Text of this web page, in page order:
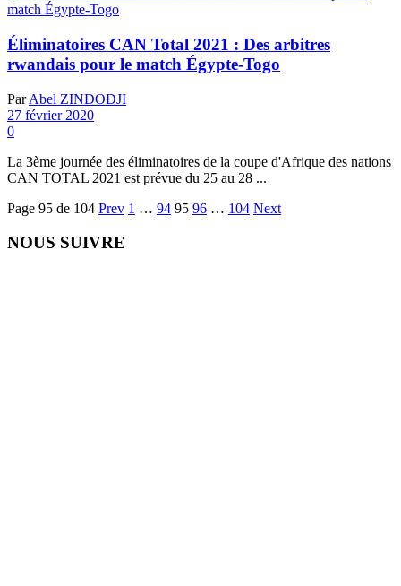
Éliminatoires CAN Total 2021 : Des arbitres
rwandais pour le match Égypte-Togo
Par Abel ZINDODJI
27 février 2020
0
La 3ème journée des éliminatoires de la coupe d'Afrique des nations
CAN TOTAL 2021 est prévue du 25 au 28 ...
Page 95 de 104 Prev 1 … 94 95 96 … 104 Next
NOUS SUIVRE